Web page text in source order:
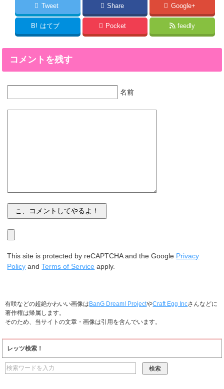
Tweet Share Google+
B! はてブ Pocket feedly
コメントを残す
名前
This site is protected by reCAPTCHA and the Google Privacy
Policy andTerms of Service apply.
有咲などの超絶かわいい画像はBanG Dream! ProjectやCraft Egg Incさんなどに
著作権は帰属します。
そのため、当サイトの文章・画像は引用を含んでいます。
レッツ検索！